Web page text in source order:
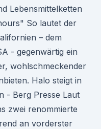
Lebensmittelketten
So lautet der
– dem
- gegenwärtig ein
wohlschmeckender
Halo steigt in
- Berg Presse Laut
zwei renommierte
an vorderster